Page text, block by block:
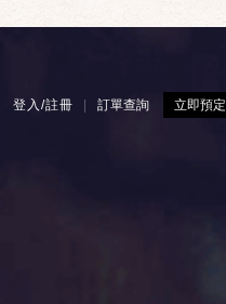
登入/註冊 訂單查詢 立即預定